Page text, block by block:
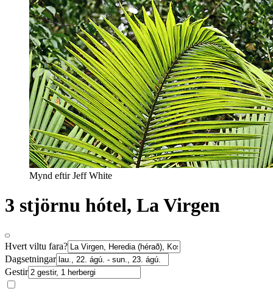
Mynd eftir Jeff White
3 stjörnu hótel, La Virgen
Hvert viltu fara?
Dagsetningar
Gestir